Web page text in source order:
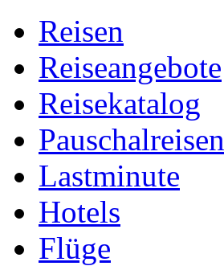
Reisen
Reiseangebote
Reisekatalog
Pauschalreisen
Lastminute
Hotels
Flüge